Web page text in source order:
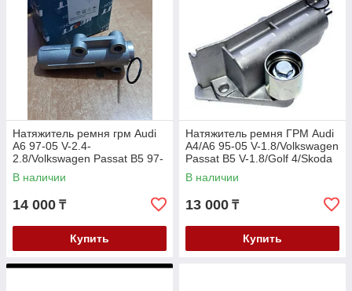
Натяжитель ремня грм Audi
А6 97-05 V-2.4-
2.8/Volkswagen Passat B5 97-
05 V-2.4-2.8, Skoda Superb
B5 V-2.8
В наличии
14 000 ₸
Купить
Натяжитель ремня ГРМ Audi
A4/A6 95-05 V-1.8/Volkswagen
Passat B5 V-1.8/Golf 4/Skoda
Octavia /Superb B5 V-1.8T
В наличии
13 000 ₸
Купить